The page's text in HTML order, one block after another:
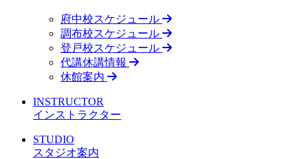
府中校スケジュール
調布校スケジュール
登戸校スケジュール
代講休講情報
休館案内
INSTRUCTOR
インストラクター
STUDIO
スタジオ案内